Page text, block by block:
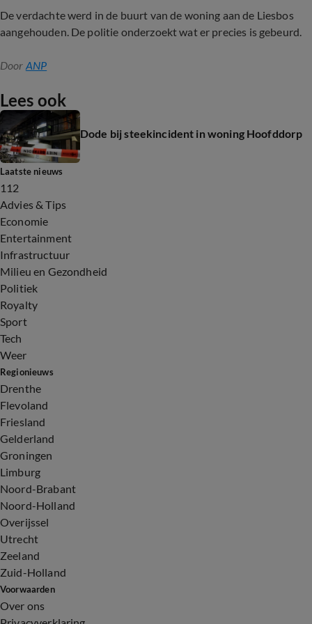
De verdachte werd in de buurt van de woning aan de Liesbos
aangehouden. De politie onderzoekt wat er precies is gebeurd.
Door ANP
Lees ook
Dode bij steekincident in woning Hoofddorp
Laatste nieuws
112
Advies & Tips
Economie
Entertainment
Infrastructuur
Milieu en Gezondheid
Politiek
Royalty
Sport
Tech
Weer
Regionieuws
Drenthe
Flevoland
Friesland
Gelderland
Groningen
Limburg
Noord-Brabant
Noord-Holland
Overijssel
Utrecht
Zeeland
Zuid-Holland
Voorwaarden
Over ons